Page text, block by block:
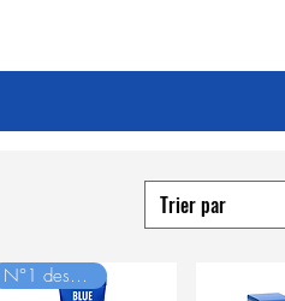
Trier par
N°1 des ventes